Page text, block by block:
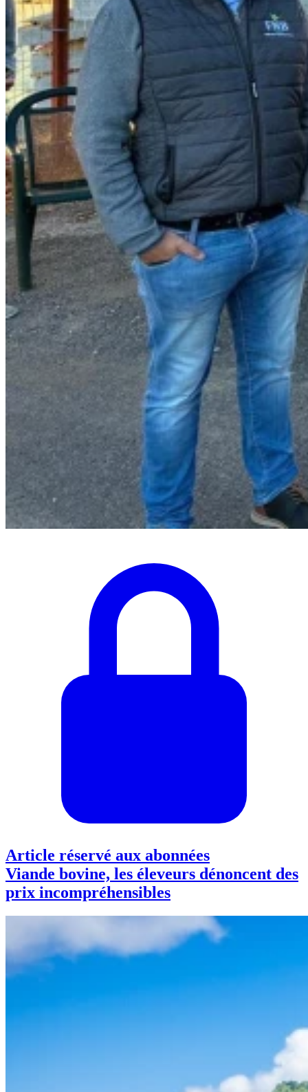
Article réservé aux abonnées
Viande bovine, les éleveurs dénoncent des
prix incompréhensibles